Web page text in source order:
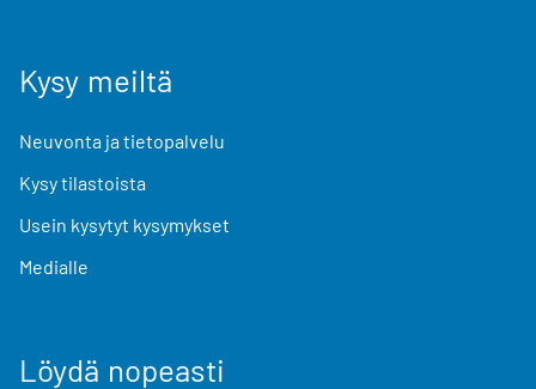
Kysy meiltä
Neuvonta ja tietopalvelu
Kysy tilastoista
Usein kysytyt kysymykset
Medialle
Löydä nopeasti